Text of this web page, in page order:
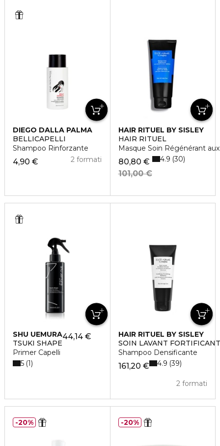
DIEGO DALLA PALMA
BELLICAPELLI
Shampoo Rinforzante
4,90 € 2 formati
HAIR RITUEL BY SISLEY
HAIR RITUEL
Masque Soin Régénérant
80,80 €
101,00 €
4.9 30
SHU UEMURA
TSUKI SHAPE
Primer Capelli
44,14 €
5 1
HAIR RITUEL BY SISLEY
SOIN LAVANT
Shampoo Densificante
161,20 €
2 formati
4.9 39
20% 20%